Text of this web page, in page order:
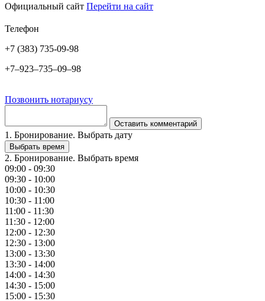
Официальный сайт Перейти на сайт
Телефон
+7 (383) 735-09-98
+7‒923‒735‒09‒98
Позвонить нотариусу
Оставить комментарий
1. Бронирование. Выбрать дату
Выбрать время
2. Бронирование. Выбрать время
09:00 - 09:30
09:30 - 10:00
10:00 - 10:30
10:30 - 11:00
11:00 - 11:30
11:30 - 12:00
12:00 - 12:30
12:30 - 13:00
13:00 - 13:30
13:30 - 14:00
14:00 - 14:30
14:30 - 15:00
15:00 - 15:30